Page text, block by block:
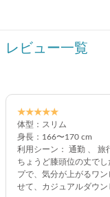
レビュー一覧
★★★★★
体型：スリム
身長：166〜170 cm
利用シーン： 通勤 、 旅
ちょうど膝頭位の丈で
プで、気分が上がるワ
せて、カジュアルダウン